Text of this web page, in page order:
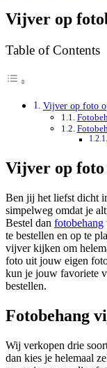
Vijver op
Table of Contents
Vijver op foto
Vijver op foto
Ben jij het liefst dicht
simpelweg omdat je
Bestel dan fotobehang
te bestellen en op te
vijver kijken om
foto uit jouw eigen
kun je jouw favoriete
bestellen.
Fotobehang
Wij verkopen drie
dan kies je helemaal